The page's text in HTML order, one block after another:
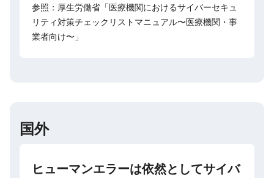
参照：厚生労働省「医療機関におけるサイバーセキュ
リティ対策チェックリストマニュアル〜医療機関・事
業者向け〜」
国外
ヒューマンエラーは依然としてサイバ